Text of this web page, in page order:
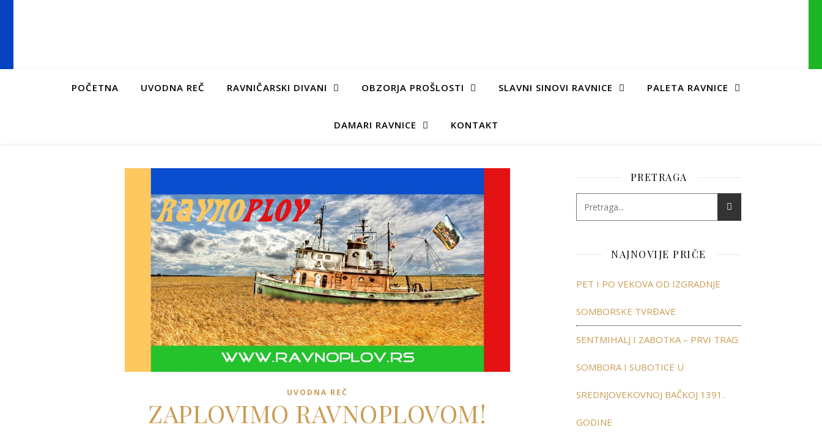
POČETNA UVODNA REČ RAVNIČARSKI DIVANI OBZORJA PROŠLOSTI SLAVNI SINOVI RAVNICE PALETA RAVNICE
DAMARI RAVNICE KONTAKT
UVODNA REČ
ZAPLOVIMO RAVNOPLOVOM!
PRETRAGA
NAJNOVIJE PRIČE
PET I PO VEKOVA OD IZGRADNJE
SOMBORSKE TVRĐAVE
SENTMIHALJ I ZABOTKA – PRVI TRAG
SOMBORA I SUBOTICE U
SREDNJOVEKOVNOJ BAČKOJ 1391.
GODINE